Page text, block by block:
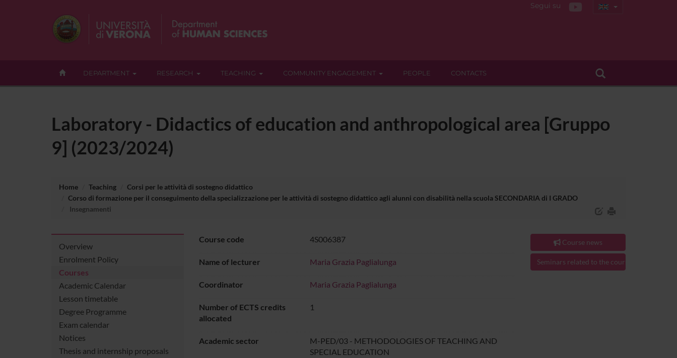
Segui su
DEPARTMENT RESEARCH TEACHING COMMUNITY ENGAGEMENT PEOPLE CONTACTS
Laboratory - Didactics of education and anthropological area [Gruppo
9] (2023/2024)
Home Teaching
Corsi per le attività di sostegno didattico
Corso di formazione per il conseguimento della specializzazione per le attività di sostegno didattico agli alunni con disabilità nella scuola SECONDARIA di I GRADO
Insegnamenti
Overview
Enrolment Policy
Courses
Academic Calendar
Lesson timetable
Degree Programme
Exam calendar
Notices
Thesis and internship proposals
Course code 4S006387
Name of lecturer Maria Grazia Paglialunga
Coordinator Maria Grazia Paglialunga
Number of ECTS credits
allocated
1
Academic sector
M-PED/03 - METHODOLOGIES OF TEACHING AND
SPECIAL EDUCATION
Course news
Seminars related to the course